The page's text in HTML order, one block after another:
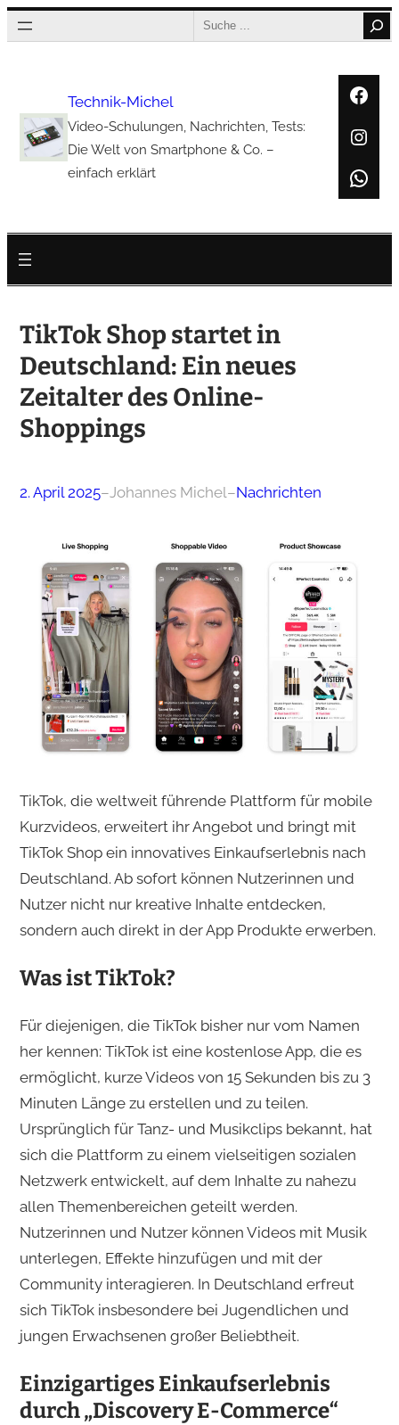
Zum
Inhalt
Search
Technik-Michel
Video-Schulungen, Nachrichten, Tests:
Die Welt von Smartphone & Co. –
einfach erklärt
TikTok Shop startet in
Deutschland: Ein neues
Zeitalter des Online-
Shoppings
2. April 2025–Johannes Michel–Nachrichten
TikTok, die weltweit führende Plattform für mobile
Kurzvideos, erweitert ihr Angebot und bringt mit
TikTok Shop ein innovatives Einkaufserlebnis nach
Deutschland. Ab sofort können Nutzerinnen und
Nutzer nicht nur kreative Inhalte entdecken,
sondern auch direkt in der App Produkte erwerben.​
Was ist TikTok?
Für diejenigen, die TikTok bisher nur vom Namen
her kennen: TikTok ist eine kostenlose App, die es
ermöglicht, kurze Videos von 15 Sekunden bis zu 3
Minuten Länge zu erstellen und zu teilen.
Ursprünglich für Tanz- und Musikclips bekannt, hat
sich die Plattform zu einem vielseitigen sozialen
Netzwerk entwickelt, auf dem Inhalte zu nahezu
allen Themenbereichen geteilt werden.
Nutzerinnen und Nutzer können Videos mit Musik
unterlegen, Effekte hinzufügen und mit der
Community interagieren. In Deutschland erfreut
sich TikTok insbesondere bei Jugendlichen und
jungen Erwachsenen großer Beliebtheit.​
Einzigartiges Einkaufserlebnis
durch „Discovery E-Commerce“